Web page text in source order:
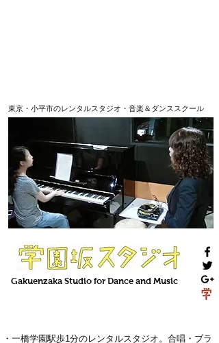
東京・小平市のレンタルスタジオ・音楽＆ダンススクール
Gakuenzaka Studio for Dance and Music
・一橋学園駅歩1分のレンタルスタジオ。 合唱・ブラ